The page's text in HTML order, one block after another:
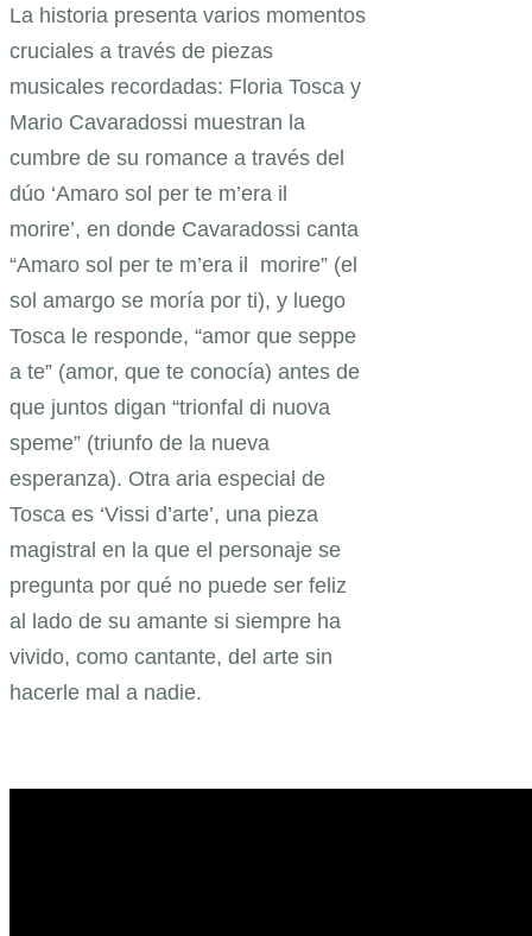
La historia presenta varios momentos
cruciales a través de piezas
musicales recordadas: Floria Tosca y
Mario Cavaradossi muestran la
cumbre de su romance a través del
dúo ‘Amaro sol per te m’era il
morire’, en donde Cavaradossi canta
“Amaro sol per te m’era il morire” (el
sol amargo se moría por ti), y luego
Tosca le responde, “amor que seppe
a te” (amor, que te conocía) antes de
que juntos digan “trionfal di nuova
speme” (triunfo de la nueva
esperanza). Otra aria especial de
Tosca es ‘Vissi d’arte’, una pieza
magistral en la que el personaje se
pregunta por qué no puede ser feliz
al lado de su amante si siempre ha
vivido, como cantante, del arte sin
hacerle mal a nadie.